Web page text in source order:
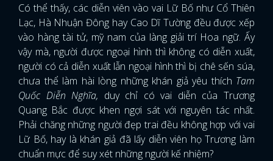
Có thể thấy, các diễn viên vào vai Lữ Bố như Cổ Thiên
Lạc, Hà Nhuận Đông hay Cao Dĩ Tường đều được xếp
vào hàng tài tử, mỹ nam của làng giải trí Hoa ngữ. Ấy
vậy mà, người được ngoại hình thì không có diễn xuất,
người có cả diễn xuất lẫn ngoại hình thì bị chê sến súa,
chưa thể làm hài lòng những khán giả yêu thích Tam
Quốc Diễn Nghĩa, duy chỉ có vai diễn của Trương
Quang Bắc được khen ngợi sát với nguyên tác nhất.
Phải chăng những người đẹp trai đều không hợp với vai
Lữ Bố, hay là khán giả đã lấy diễn viên họ Trương làm
chuẩn mực để suy xét những người kế nhiệm?